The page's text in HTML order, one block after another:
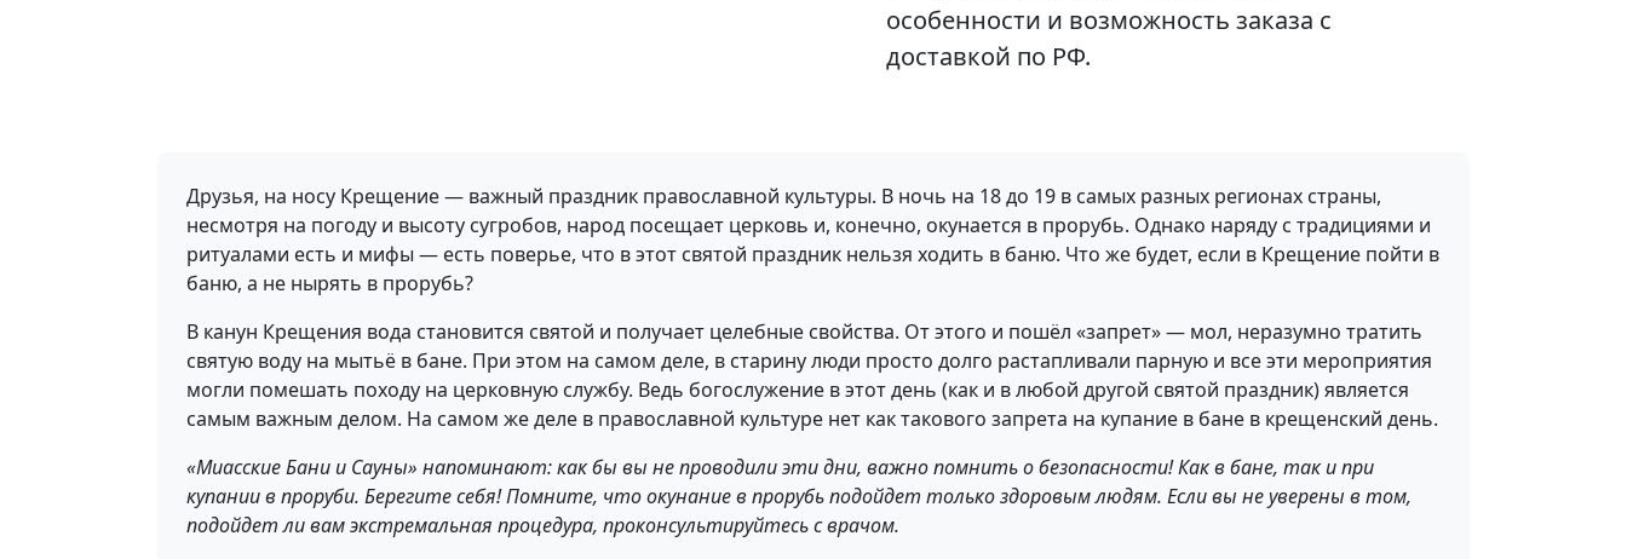
особенности и возможность заказа с
доставкой по РФ.
Друзья, на носу Крещение — важный праздник православной культуры. В ночь на 18 до 19 в самых разных регионах страны,
несмотря на погоду и высоту сугробов, народ посещает церковь и, конечно, окунается в прорубь. Однако наряду с традициями и
ритуалами есть и мифы — есть поверье, что в этот святой праздник нельзя ходить в баню. Что же будет, если в Крещение пойти в
баню, а не нырять в прорубь?
В канун Крещения вода становится святой и получает целебные свойства. От этого и пошёл «запрет» — мол, неразумно тратить
святую воду на мытьё в бане. При этом на самом деле, в старину люди просто долго растапливали парную и все эти мероприятия
могли помешать походу на церковную службу. Ведь богослужение в этот день (как и в любой другой святой праздник) является
самым важным делом. На самом же деле в православной культуре нет как такового запрета на купание в бане в крещенский день.
«Миасские Бани и Сауны» напоминают: как бы вы не проводили эти дни, важно помнить о безопасности! Как в бане, так и при
купании в проруби. Берегите себя! Помните, что окунание в прорубь подойдет только здоровым людям. Если вы не уверены в том,
подойдет ли вам экстремальная процедура, проконсультируйтесь с врачом.